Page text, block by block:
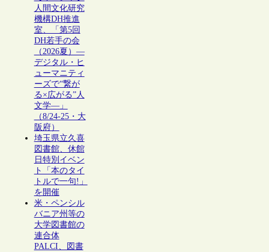
人間文化研究
機構DH推進
室、「第5回
DH若手の会
（2026夏）―
デジタル・ヒ
ューマニティ
ーズで“繋が
る×広がる”人
文学―」
（8/24-25・大
阪府）
埼玉県立久喜
図書館、休館
日特別イベン
ト「本のタイ
トルで一句!」
を開催
米・ペンシル
バニア州等の
大学図書館の
連合体
PALCI、図書